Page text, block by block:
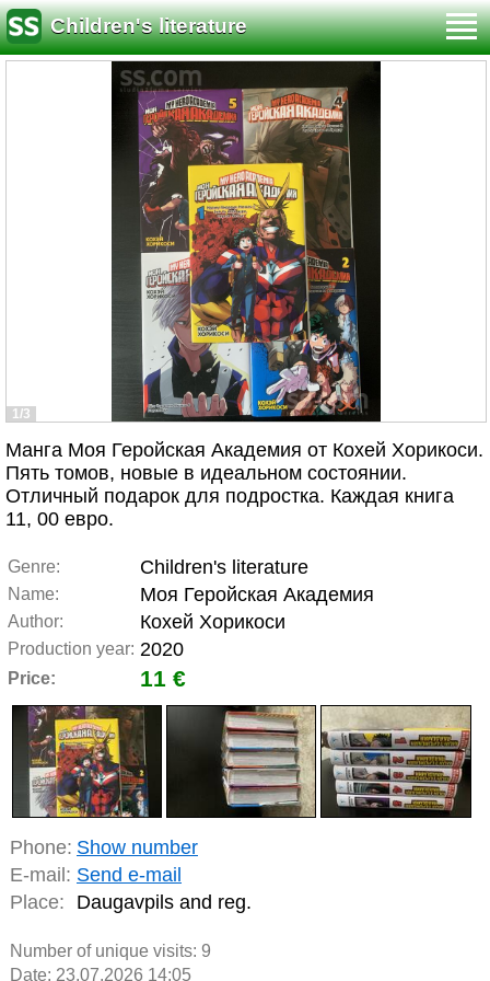
Children's literature
1/3
Манга Моя Геройская Академия от Кохей Хорикоси.
Пять томов, новые в идеальном состоянии.
Отличный подарок для подростка. Каждая книга
11, 00 евро.
Genre: Children's literature
Name: Моя Геройская Академия
Author: Кохей Хорикоси
Production year: 2020
Price: 11 €
Phone: Show number
E-mail: Send e-mail
Place:
Daugavpils and reg.
Number of unique visits: 9
Date: 23.07.2026 14:05